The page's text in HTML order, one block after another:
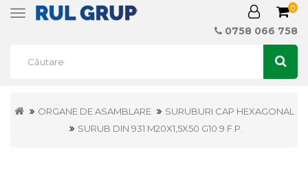
Toggle
0
0758 066 758
ORGANE DE ASAMBLARE
SURUBURI CAP HEXAGONAL
SURUB DIN 931 M20X1,5X50 G10.9 F.P.